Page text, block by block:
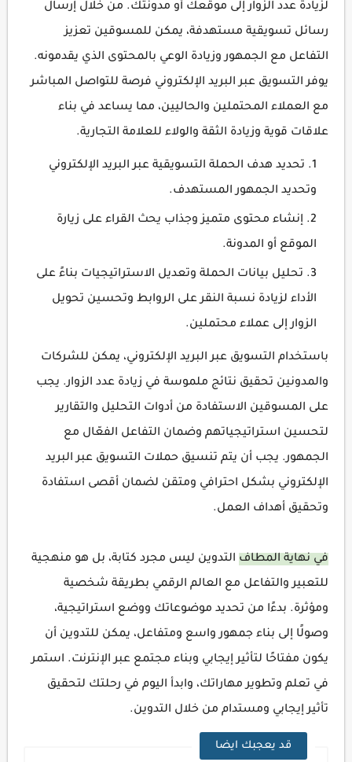
لزيادة عدد الزوار إلى موقعك أو مدونتك. من خلال إرسال
رسائل تسويقية مستهدفة، يمكن للمسوقين تعزيز
التفاعل مع الجمهور وزيادة الوعي بالمحتوى الذي يقدمونه.
يوفر التسويق عبر البريد الإلكتروني فرصة للتواصل المباشر
مع العملاء المحتملين والحاليين، مما يساعد في بناء
علاقات قوية وزيادة الثقة والولاء للعلامة التجارية.
تحديد هدف الحملة التسويقية عبر البريد الإلكتروني
وتحديد الجمهور المستهدف.
إنشاء محتوى متميز وجذاب يحث القراء على زيارة
الموقع أو المدونة.
تحليل بيانات الحملة وتعديل الاستراتيجيات بناءً على
الأداء لزيادة نسبة النقر على الروابط وتحسين تحويل
الزوار إلى عملاء محتملين.
باستخدام التسويق عبر البريد الإلكتروني، يمكن للشركات
والمدونين تحقيق نتائج ملموسة في زيادة عدد الزوار. يجب
على المسوقين الاستفادة من أدوات التحليل والتقارير
لتحسين استراتيجياتهم وضمان التفاعل الفعّال مع
الجمهور. يجب أن يتم تنسيق حملات التسويق عبر البريد
الإلكتروني بشكل احترافي ومتقن لضمان أقصى استفادة
وتحقيق أهداف العمل.
في نهاية المطاف التدوين ليس مجرد كتابة، بل هو منهجية
للتعبير والتفاعل مع العالم الرقمي بطريقة شخصية
ومؤثرة. بدءًا من تحديد موضوعاتك ووضع استراتيجية،
وصولًا إلى بناء جمهور واسع ومتفاعل، يمكن للتدوين أن
يكون مفتاحًا لتأثير إيجابي وبناء مجتمع عبر الإنترنت. استمر
في تعلم وتطوير مهاراتك، وابدأ اليوم في رحلتك لتحقيق
تأثير إيجابي ومستدام من خلال التدوين.
قد يعجبك ايضا